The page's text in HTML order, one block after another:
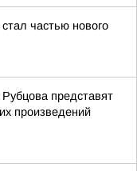
частью нового
представят
произведений